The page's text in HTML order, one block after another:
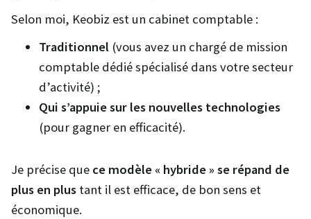
Selon moi, Keobiz est un cabinet comptable :
Traditionnel (vous avez un chargé de mission
comptable dédié spécialisé dans votre secteur
d’activité) ;
Qui s’appuie sur les nouvelles technologies
(pour gagner en efficacité).
Je précise que ce modèle « hybride » se répand de
plus en plus tant il est efficace, de bon sens et
économique.